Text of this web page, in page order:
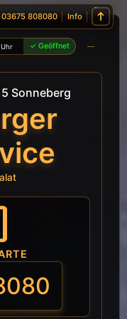
Uhr ✓ Geöffnet
Sonneberg
03675 808080 Info